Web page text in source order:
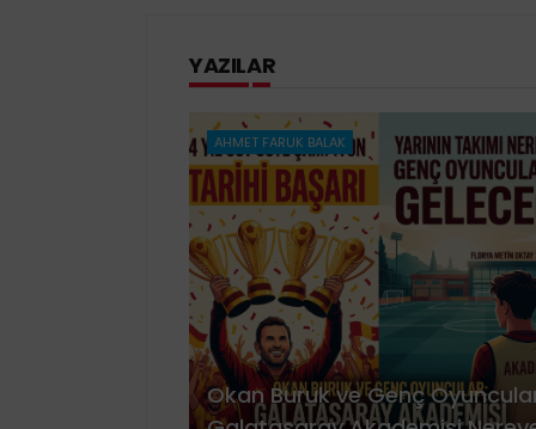
YAZILAR
AHMET FARUK BALAK
Okan Buruk ve Genç